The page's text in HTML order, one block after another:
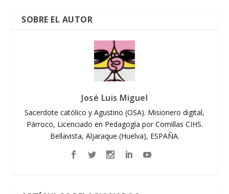
SOBRE EL AUTOR
José Luis Miguel
Sacerdote católico y Agustino (OSA). Misionero digital,
Párroco, Licenciado en Pedagogía por Comillas CIHS.
Bellavista, Aljaraque (Huelva), ESPAÑA.